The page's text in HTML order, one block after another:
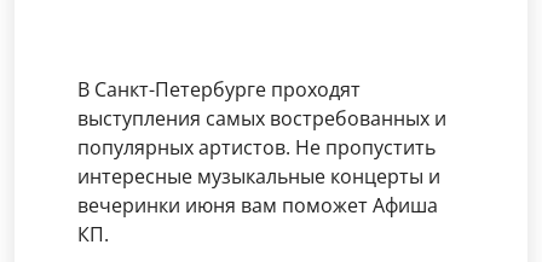
В Санкт-Петербурге проходят
выступления самых востребованных и
популярных артистов. Не пропустить
интересные музыкальные концерты и
вечеринки июня вам поможет Афиша
КП.